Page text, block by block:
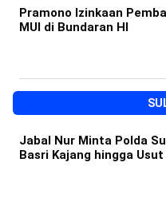
Pramono Izinkaan
MUI di Bundaran HI
Jabal Nur Minta Polda
Basri Kajang hingga